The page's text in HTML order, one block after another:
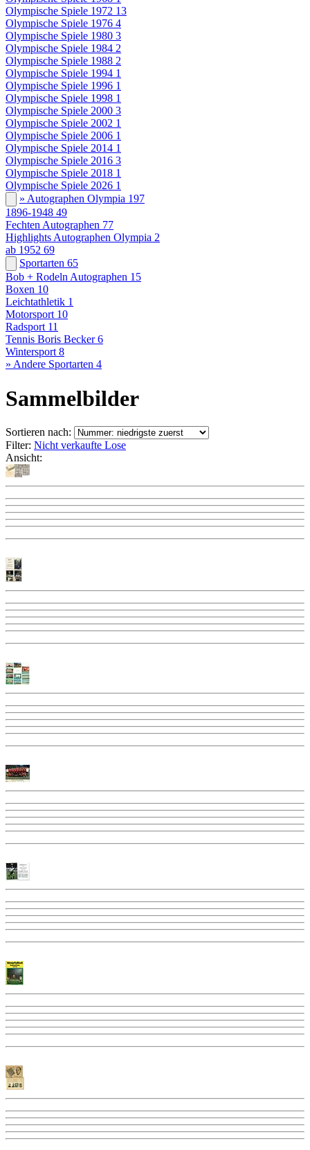
Olympische Spiele 1972 13
Olympische Spiele 1976 4
Olympische Spiele 1980 3
Olympische Spiele 1984 2
Olympische Spiele 1988 2
Olympische Spiele 1994 1
Olympische Spiele 1996 1
Olympische Spiele 1998 1
Olympische Spiele 2000 3
Olympische Spiele 2002 1
Olympische Spiele 2006 1
Olympische Spiele 2014 1
Olympische Spiele 2016 3
Olympische Spiele 2018 1
Olympische Spiele 2026 1
» Autographen Olympia 197
1896-1948 49
Fechten Autographen 77
Highlights Autographen Olympia 2
ab 1952 69
Sportarten 65
Bob + Rodeln Autographen 15
Boxen 10
Leichtathletik 1
Motorsport 10
Radsport 11
Tennis Boris Becker6
Wintersport 8
» Andere Sportarten 4
Sammelbilder
Sortieren nach:
Filter: Nicht verkaufte Lose
Ansicht: